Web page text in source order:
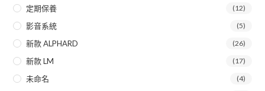
定期保養 (12)
影音系統 (5)
新款 ALPHARD (26)
新款 LM (17)
未命名 (4)